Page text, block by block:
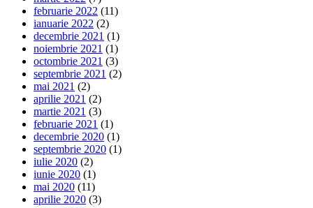
februarie 2022 (11)
ianuarie 2022 (2)
decembrie 2021 (1)
noiembrie 2021 (1)
octombrie 2021 (3)
septembrie 2021 (2)
mai 2021 (2)
aprilie 2021 (2)
martie 2021 (3)
februarie 2021 (1)
decembrie 2020 (1)
septembrie 2020 (1)
iulie 2020 (2)
iunie 2020 (1)
mai 2020 (11)
aprilie 2020 (3)